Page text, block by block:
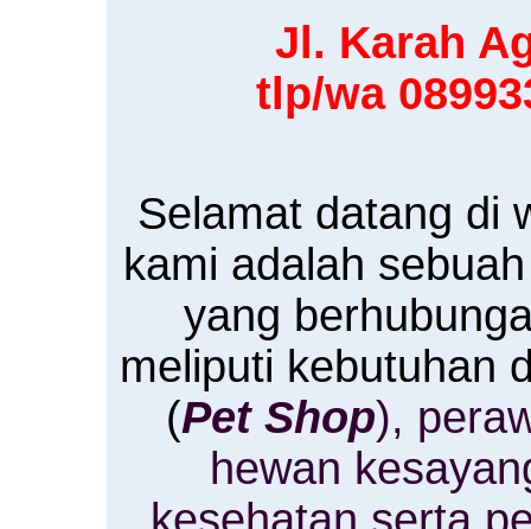
Jl. Karah
tlp/wa
Selamat datang di
kami adalah
yang
meliputi kebutuhan
(Pet Shop),
hewan